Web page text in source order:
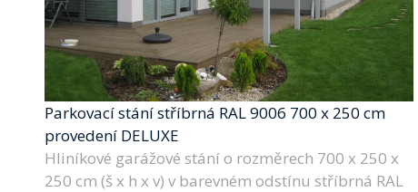
Parkovací stání stříbrná RAL 9006 700 x 250 cm
provedení DELUXE
Hliníkové garážové stání o rozměrech 700 x 250 x
250 cm (š x h x v) v barevném odstínu stříbrná RAL